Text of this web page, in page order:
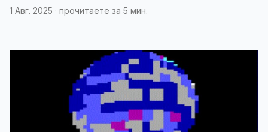
1 Авг. 2025 · прочитаете за 5 мин.